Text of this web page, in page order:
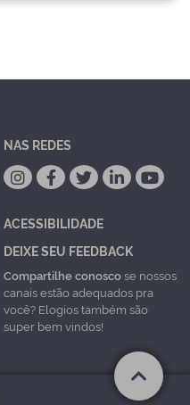
NAS REDES
ACESSIBILIDADE
DEIXE SEU FEEDBACK
Compartilhe conoscose nossos
canais estão adequados pra
você? Elogios também são
super bem vindos!